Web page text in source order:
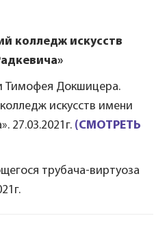
колледж искусств
Тимофея Докшицера.
искусств имени
27.03.2021г. (СМОТРЕТЬ
трубача-виртуоза